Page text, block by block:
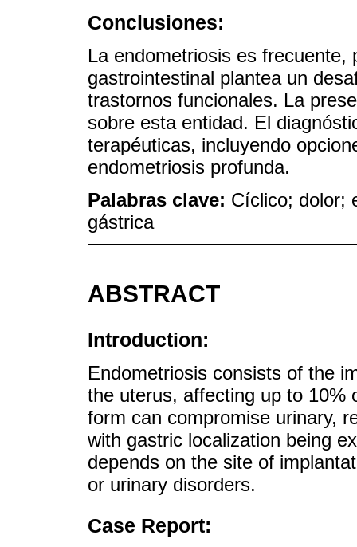
Conclusiones:
La endometriosis es
gastrointestinal plantea un
trastornos funcionales. La
sobre esta entidad. El
terapéuticas, incluyendo
endometriosis profunda.
Palabras clave: Cíclico; dolor;
gástrica
ABSTRACT
Introduction:
Endometriosis consists of the
the uterus, affecting up to 10%
form can compromise urinary,
with gastric localization being
depends on the site of
or urinary disorders.
Case Report: